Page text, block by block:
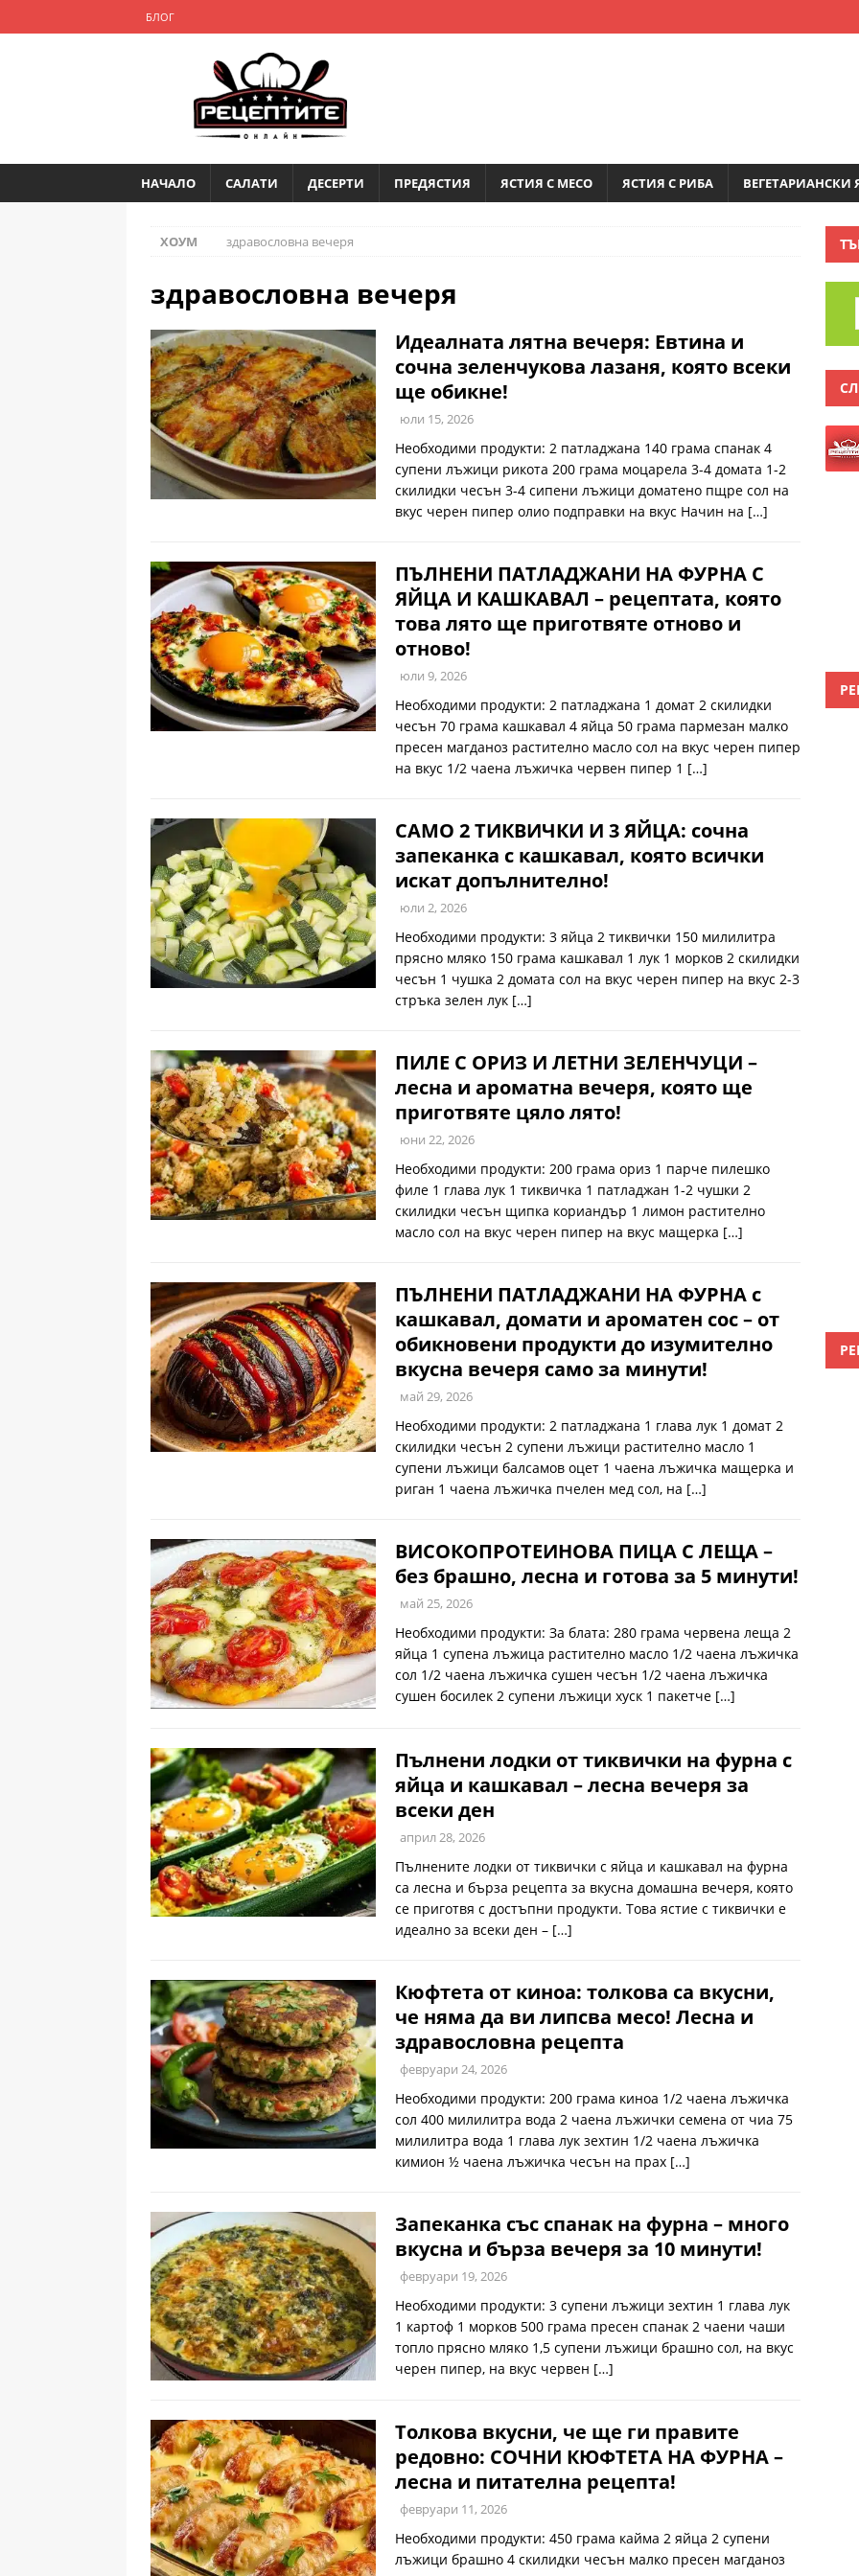
БЛОГ
НАЧАЛО САЛАТИ ДЕСЕРТИ ПРЕДЯСТИЯ ЯСТИЯ С МЕСО ЯСТИЯ С РИБА ВЕГЕТАРИАНСКИ
ХОУМ здравословна вечеря
здравословна вечеря
Идеалната лятна вечеря: Евтина и
сочна зеленчукова лазаня, която всеки
ще обикне!
юли 15, 2026
Необходими продукти: 2 патладжана 140 грама спанак 4
супени лъжици рикота 200 грама моцарела 3-4 домата 1-2
скилидки чесън 3-4 сипени лъжици доматено пщре сол на
вкус черен пипер олио подправки на вкус Начин на […]
ПЪЛНЕНИ ПАТЛАДЖАНИ НА ФУРНА С
ЯЙЦА И КАШКАВАЛ – рецептата, която
това лято ще приготвяте отново и
отново!
юли 9, 2026
Необходими продукти: 2 патладжана 1 домат 2 скилидки
чесън 70 грама кашкавал 4 яйца 50 грама пармезан малко
пресен магданоз растително масло сол на вкус черен пипер
на вкус 1/2 чаена лъжичка червен пипер 1 […]
САМО 2 ТИКВИЧКИ И 3 ЯЙЦА: сочна
запеканка с кашкавал, която всички
искат допълнително!
юли 2, 2026
Необходими продукти: 3 яйца 2 тиквички 150 милилитра
прясно мляко 150 грама кашкавал 1 лук 1 морков 2 скилидки
чесън 1 чушка 2 домата сол на вкус черен пипер на вкус 2-3
стръка зелен лук […]
ПИЛЕ С ОРИЗ И ЛЕТНИ ЗЕЛЕНЧУЦИ –
лесна и ароматна вечеря, която ще
приготвяте цяло лято!
юни 22, 2026
Необходими продукти: 200 грама ориз 1 парче пилешко
филе 1 глава лук 1 тиквичка 1 патладжан 1-2 чушки 2
скилидки чесън щипка кориандър 1 лимон растително
масло сол на вкус черен пипер на вкус мащерка […]
ПЪЛНЕНИ ПАТЛАДЖАНИ НА ФУРНА с
кашкавал, домати и ароматен сос – от
обикновени продукти до изумително
вкусна вечеря само за минути!
май 29, 2026
Необходими продукти: 2 патладжана 1 глава лук 1 домат 2
скилидки чесън 2 супени лъжици растително масло 1
супени лъжици балсамов оцет 1 чаена лъжичка мащерка и
риган 1 чаена лъжичка пчелен мед сол, на […]
ВИСОКОПРОТЕИНОВА ПИЦА С ЛЕЩА –
без брашно, лесна и готова за 5 минути!
май 25, 2026
Необходими продукти: За блата: 280 грама червена леща 2
яйца 1 супена лъжица растително масло 1/2 чаена лъжичка
сол 1/2 чаена лъжичка сушен чесън 1/2 чаена лъжичка
сушен босилек 2 супени лъжици хуск 1 пакетче […]
Пълнени лодки от тиквички на фурна с
яйца и кашкавал – лесна вечеря за
всеки ден
април 28, 2026
Пълнените лодки от тиквички с яйца и кашкавал на фурна
са лесна и бърза рецепта за вкусна домашна вечеря, която
се приготвя с достъпни продукти. Това ястие с тиквички е
идеално за всеки ден – […]
Кюфтета от киноа: толкова са вкусни,
че няма да ви липсва месо! Лесна и
здравословна рецепта
февруари 24, 2026
Необходими продукти: 200 грама киноа 1/2 чаена лъжичка
сол 400 милилитра вода 2 чаена лъжички семена от чиа 75
милилитра вода 1 глава лук зехтин 1/2 чаена лъжичка
кимион ½ чаена лъжичка чесън на прах […]
Запеканка със спанак на фурна – много
вкусна и бърза вечеря за 10 минути!
февруари 19, 2026
Необходими продукти: 3 супени лъжици зехтин 1 глава лук
1 картоф 1 морков 500 грама пресен спанак 2 чаени чаши
топло прясно мляко 1,5 супени лъжици брашно сол, на вкус
черен пипер, на вкус червен […]
Толкова вкусни, че ще ги правите
редовно: СОЧНИ КЮФТЕТА НА ФУРНА –
лесна и питателна рецепта!
февруари 11, 2026
Необходими продукти: 450 грама кайма 2 яйца 2 супени
лъжици брашно 4 скилидки чесън малко пресен магданоз